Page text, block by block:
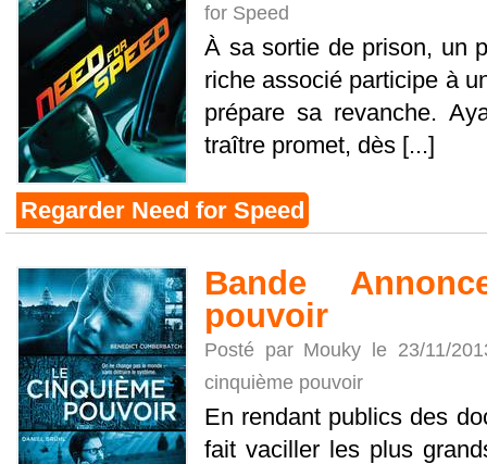
for Speed
À sa sortie de prison, un
riche associé participe à
prépare sa revanche.
traître promet, dès [...]
Regarder Need for Speed
Bande
pouvoir
Posté par Mouky le 23/11/
cinquième pouvoir
En rendant publics des
fait vaciller les plus